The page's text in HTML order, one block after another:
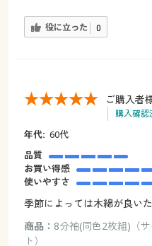
役に立った 0
ご購入者
購入確認
年代: 60代
品質
お買い得感
使いやすさ
季節によっては木綿が良い
商品： 8分袖(同色2枚組)（
ト）